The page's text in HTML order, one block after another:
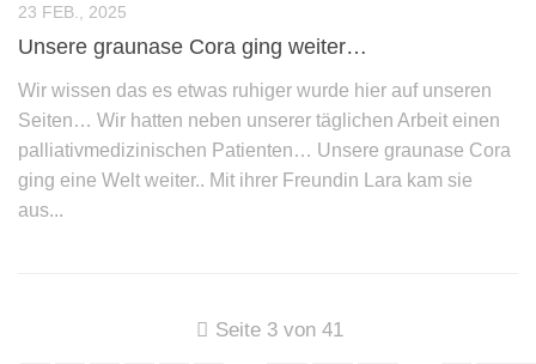
23 FEB., 2025
Unsere graunase Cora ging weiter…
Wir wissen das es etwas ruhiger wurde hier auf unseren
Seiten… Wir hatten neben unserer täglichen Arbeit einen
palliativmedizinischen Patienten… Unsere graunase Cora
ging eine Welt weiter.. Mit ihrer Freundin Lara kam sie
aus...
Seite 3 von 41